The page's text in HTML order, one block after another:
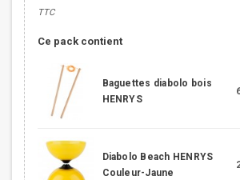
TTC
Ce pack contient
Baguettes diabolo bois
HENRYS
Diabolo Beach HENRYS
Couleur-Jaune